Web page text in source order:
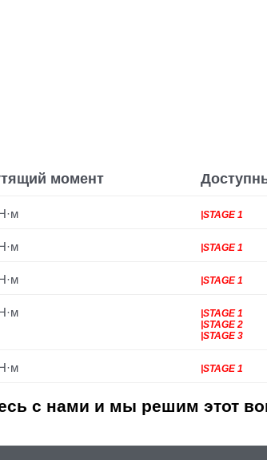
момент
|STAGE 1
|STAGE 1
|STAGE 1
|STAGE 1
|STAGE 2
|STAGE 3
|STAGE 1
с нами и мы решим этот